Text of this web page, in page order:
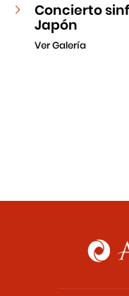
Concierto
Japón
Ver Galería